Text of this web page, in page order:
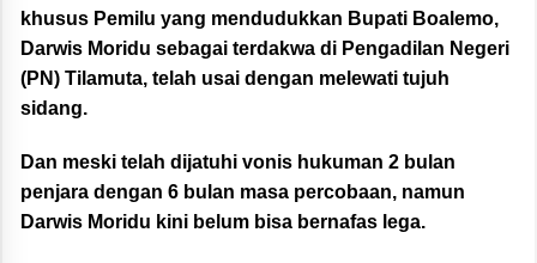
khusus Pemilu yang mendudukkan Bupati Boalemo,
Darwis Moridu sebagai terdakwa di Pengadilan Negeri
(PN) Tilamuta, telah usai dengan melewati tujuh
sidang.
Dan meski telah dijatuhi vonis hukuman 2 bulan
penjara dengan 6 bulan masa percobaan, namun
Darwis Moridu kini belum bisa bernafas lega.